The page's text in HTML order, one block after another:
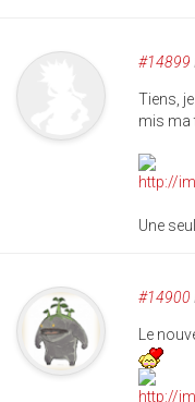
#14899
Tiens,
mis ma
Une
#14900
Le